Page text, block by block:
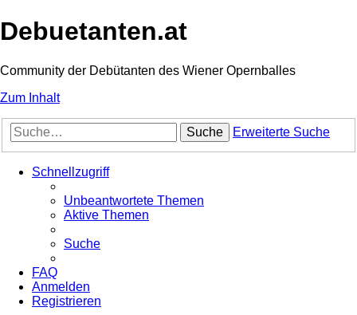
Debuetanten.at
Community der Debütanten des Wiener Opernballes
Zum Inhalt
Suche Erweiterte Suche
Schnellzugriff
Unbeantwortete Themen
Aktive Themen
Suche
FAQ
Anmelden
Registrieren